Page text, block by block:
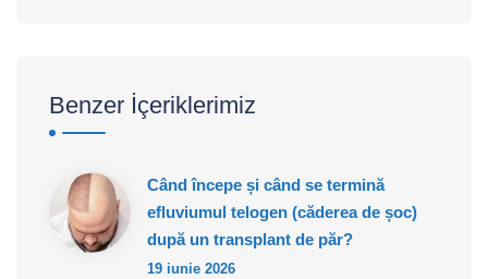
Benzer İçeriklerimiz
Când începe și când se termină
efluviumul telogen (căderea de șoc)
după un transplant de păr?
19 iunie 2026